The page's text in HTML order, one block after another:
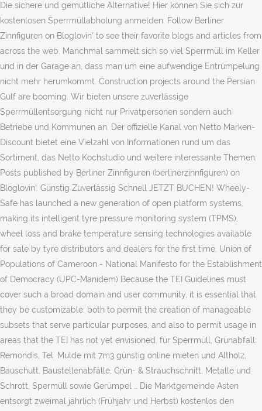
Die sichere und gemütliche Alternative! Hier können Sie sich zur
kostenlosen Sperrmüllabholung anmelden. Follow Berliner
Zinnfiguren on Bloglovin’ to see their favorite blogs and articles from
across the web. Manchmal sammelt sich so viel Sperrmüll im Keller
und in der Garage an, dass man um eine aufwendige Entrümpelung
nicht mehr herumkommt. Construction projects around the Persian
Gulf are booming. Wir bieten unsere zuverlässige
Sperrmüllentsorgung nicht nur Privatpersonen sondern auch
Betriebe und Kommunen an. Der offizielle Kanal von Netto Marken-
Discount bietet eine Vielzahl von Informationen rund um das
Sortiment, das Netto Kochstudio und weitere interessante Themen.
Posts published by Berliner Zinnfiguren (berlinerzinnfiguren) on
Bloglovin’. Günstig Zuverlässig Schnell JETZT BUCHEN! Wheely-
Safe has launched a new generation of open platform systems,
making its intelligent tyre pressure monitoring system (TPMS),
wheel loss and brake temperature sensing technologies available
for sale by tyre distributors and dealers for the first time. Union of
Populations of Cameroon - National Manifesto for the Establishment
of Democracy (UPC-Manidem) Because the TEI Guidelines must
cover such a broad domain and user community, it is essential that
they be customizable: both to permit the creation of manageable
subsets that serve particular purposes, and also to permit usage in
areas that the TEI has not yet envisioned. für Sperrmüll, Grünabfall:
Remondis, Tel. Mulde mit 7m3 günstig online mieten und Altholz,
Bauschutt, Baustellenabfälle, Grün- & Strauchschnitt, Metalle und
Schrott, Spermüll sowie Gerümpel … Die Marktgemeinde Asten
entsorgt zweimal jährlich (Frühjahr und Herbst) kostenlos den